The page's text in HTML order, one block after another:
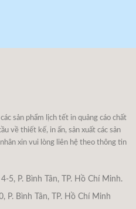
sản phẩm lịch tết in quảng cáo chất
về thiết kế, in ấn, sản xuất các sản
xin vui lòng liên hệ theo thông tin
5, P. Bình Tân, TP. Hồ Chí Minh.
P. Bình Tân, TP. Hồ Chí Minh